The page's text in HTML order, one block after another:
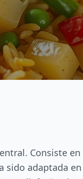
Consiste
adaptada